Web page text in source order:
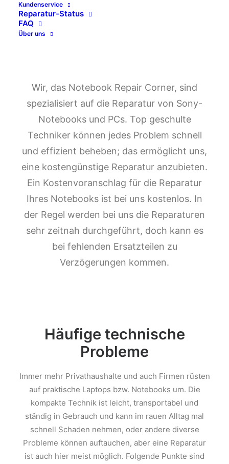
Kundenservice
Reparatur-Status
FAQ
Über uns
Wir, das Notebook Repair Corner, sind
spezialisiert auf die Reparatur von Sony-
Notebooks und PCs. Top geschulte
Techniker können jedes Problem schnell
und effizient beheben; das ermöglicht uns,
eine kostengünstige Reparatur anzubieten.
Ein Kostenvoranschlag für die Reparatur
Ihres Notebooks ist bei uns kostenlos. In
der Regel werden bei uns die Reparaturen
sehr zeitnah durchgeführt, doch kann es
bei fehlenden Ersatzteilen zu
Verzögerungen kommen.
Häufige technische
Probleme
Immer mehr Privathaushalte und auch Firmen rüsten
auf praktische Laptops bzw. Notebooks um. Die
kompakte Technik ist leicht, transportabel und
ständig in Gebrauch und kann im rauen Alltag mal
schnell Schaden nehmen, oder andere diverse
Probleme können auftauchen, aber eine Reparatur
ist auch hier meist möglich. Folgende Punkte sind